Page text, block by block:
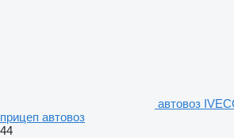
автовоз
прицеп автовоз
44